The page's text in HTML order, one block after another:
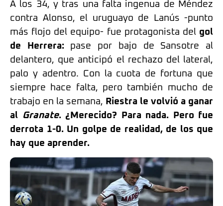
A los 34, y tras una falta ingenua de Méndez
contra Alonso, el uruguayo de Lanús -punto
más flojo del equipo- fue protagonista delgol
de Herrera: pase por bajo de Sansotre al
delantero, que anticipó el rechazo del lateral,
palo y adentro. Con la cuota de fortuna que
siempre hace falta, pero también mucho de
trabajo en la semana, Riestra le volvió a ganar
al Granate. ¿Merecido? Para nada. Pero fue
derrota 1-0. Un golpe de realidad, de los que
hay que aprender.